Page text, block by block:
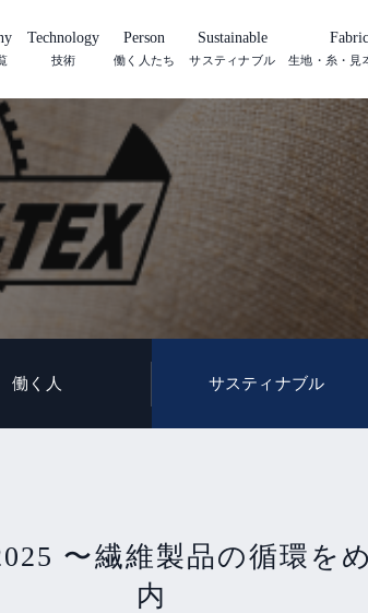
Technology
技術
Person
働く人たち
Sustainable
サスティナブル
Fabric
生地・糸・見
働く人 サスティナブル
〜繊維製品の循環を
内